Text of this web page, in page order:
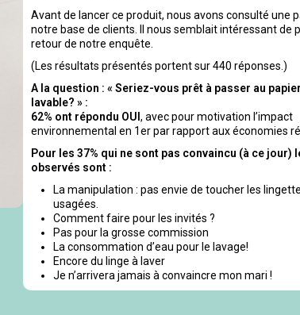
Avant de lancer ce produit, nous avons consulté une
notre base de clients. Il nous semblait intéressant de
retour de notre enquête.
(Les résultats présentés portent sur 440 réponses.)
A la question : « Seriez-vous prêt à passer au papier
lavable? » :
62% ont répondu OUI , avec pour motivation l’impact
environnemental en 1er par rapport aux économies
Pour les 37% qui ne sont pas convaincu (à ce jour)
observés sont :
La manipulation : pas envie de toucher les
usagées.
Comment faire pour les invités ?
Pas pour la grosse commission
La consommation d’eau pour le lavage!
Encore du linge à laver
Je n’arrivera jamais à convaincre mon mari !